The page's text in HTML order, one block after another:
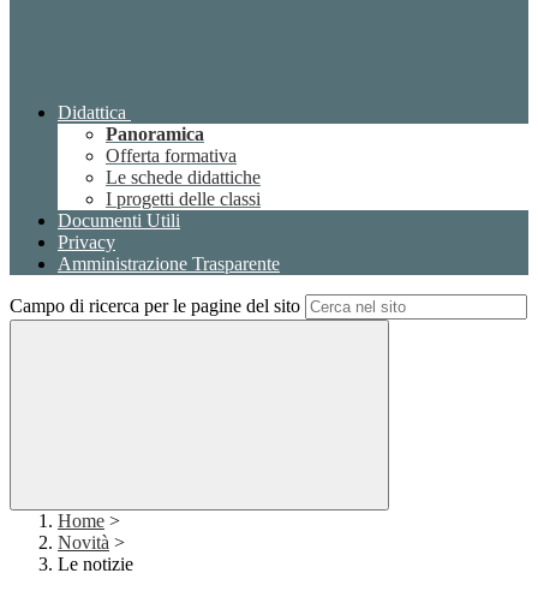
Didattica
Panoramica
Offerta formativa
Le schede didattiche
I progetti delle classi
Documenti Utili
Privacy
Amministrazione Trasparente
Campo di ricerca per le pagine del sito
Home >
Novità >
Le notizie